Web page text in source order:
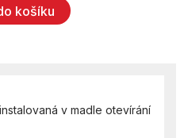
košíku
instalovaná v madle otevírání